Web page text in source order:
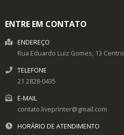
ENTRE EM CONTATO
ENDEREÇO
Rua Eduardo Luiz Gomes, 13 Centro
TELEFONE
21 2828-0435
E-MAIL
contato.liveprinter@gmail.com
HORÁRIO DE ATENDIMENTO